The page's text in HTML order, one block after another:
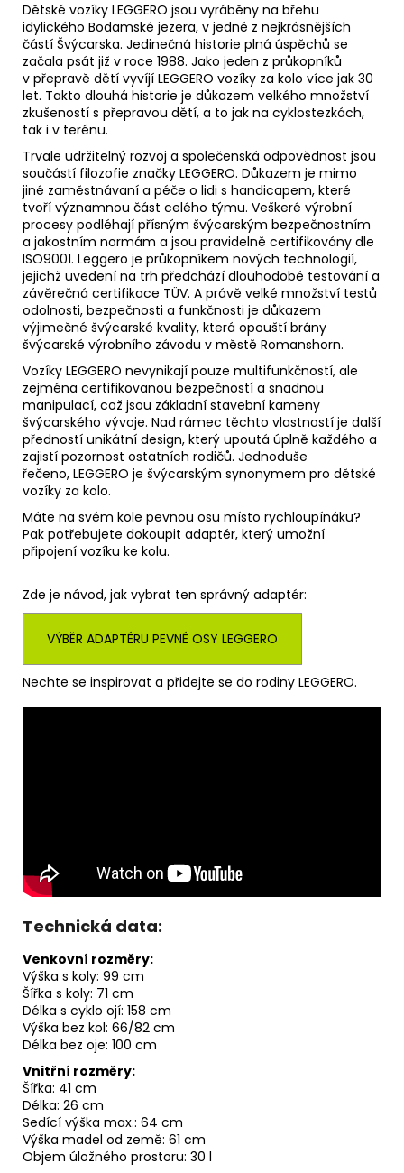
Dětské vozíky LEGGERO jsou vyráběny na břehu
idylického Bodamské jezera, v jedné z nejkrásnějších
částí Švýcarska. Jedinečná historie plná úspěchů se
začala psát již v roce 1988. Jako jeden z průkopníků
v přepravě dětí vyvíjí LEGGERO vozíky za kolo více jak 30
let. Takto dlouhá historie je důkazem velkého množství
zkušeností s přepravou dětí, a to jak na cyklostezkách,
tak i v terénu.
Trvale udržitelný rozvoj a společenská odpovědnost jsou
součástí filozofie značky LEGGERO. Důkazem je mimo
jiné zaměstnávaní a péče o lidi s handicapem, které
tvoří významnou část celého týmu. Veškeré výrobní
procesy podléhají přísným švýcarským bezpečnostním
a jakostním normám a jsou pravidelně certifikovány dle
ISO9001. Leggero je průkopníkem nových technologií,
jejichž uvedení na trh předchází dlouhodobé testování a
závěrečná certifikace TÜV. A právě velké množství testů
odolnosti, bezpečnosti a funkčnosti je důkazem
výjimečné švýcarské kvality, která opouští brány
švýcarské výrobního závodu v městě Romanshorn.
Vozíky LEGGERO nevynikají pouze multifunkčností, ale
zejména certifikovanou bezpečností a snadnou
manipulací, což jsou základní stavební kameny
švýcarského vývoje. Nad rámec těchto vlastností je další
předností unikátní design, který upoutá úplně každého a
zajistí pozornost ostatních rodičů. Jednoduše
řečeno, LEGGERO je švýcarským synonymem pro dětské
vozíky za kolo.
Máte na svém kole pevnou osu místo rychloupínáku?
Pak potřebujete dokoupit adaptér, který umožní
připojení vozíku ke kolu.
Zde je návod, jak vybrat ten správný adaptér:
VÝBĚR ADAPTÉRU PEVNÉ OSY LEGGERO
Nechte se inspirovat a přidejte se do rodiny LEGGERO.
Technická data:
Venkovní rozměry:
Výška s koly: 99 cm
Šířka s koly: 71 cm
Délka s cyklo ojí: 158 cm
Výška bez kol: 66/82 cm
Délka bez oje: 100 cm
Vnitřní rozměry:
Šířka: 41 cm
Délka: 26 cm
Sedící výška max.: 64 cm
Výška madel od země: 61 cm
Objem úložného prostoru: 30 l